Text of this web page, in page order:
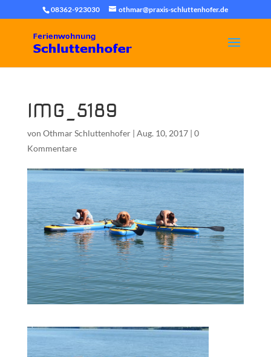
08362-923030 othmar@praxis-schluttenhofer.de
IMG_5189
von Othmar Schluttenhofer| Aug. 10, 2017| 0
Kommentare